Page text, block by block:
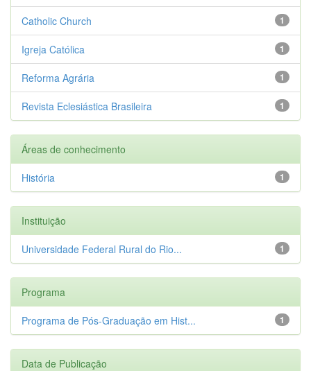
1
Catholic Church
1
Igreja Católica
1
Reforma Agrária
1
Revista Eclesiástica Brasileira
Áreas de conhecimento
1
História
Instituição
1
Universidade Federal Rural do Rio...
Programa
1
Programa de Pós-Graduação em Hist...
Data de Publicação